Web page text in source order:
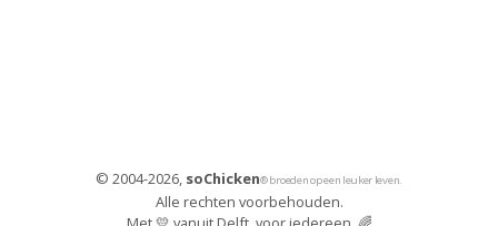
© 2004-2026, soChicken® broeden op een leuker leven.
Alle rechten voorbehouden.